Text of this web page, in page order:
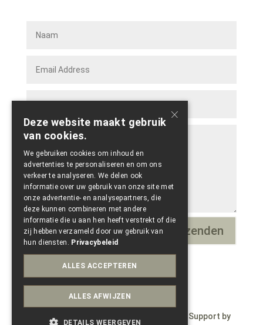
7 + 14= Verzenden
© Copyright 2023 – Wepdzign by Paele – Support by
×
Deze website maakt gebruik
van cookies.
We gebruiken cookies om inhoud en
advertenties te personaliseren en om ons
verkeer te analyseren. We delen ook
informatie over uw gebruik van onze site met
onze advertentie- en analysepartners, die
deze kunnen combineren met andere
informatie die u aan hen heeft verstrekt of die
zij hebben verzameld door uw gebruik van
hun diensten. Privacybeleid
ALLES ACCEPTEREN
ALLES AFWIJZEN
DETAILS WEERGEVEN